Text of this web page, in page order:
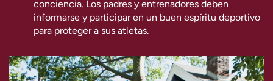
conciencia. Los padres y entrenadores deben
informarse y participar en un buen espíritu deportivo
para proteger a sus atletas.